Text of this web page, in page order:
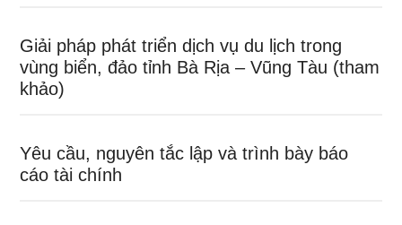
Giải pháp phát triển dịch vụ du lịch trong
vùng biển, đảo tỉnh Bà Rịa – Vũng Tàu (tham
khảo)
Yêu cầu, nguyên tắc lập và trình bày báo
cáo tài chính